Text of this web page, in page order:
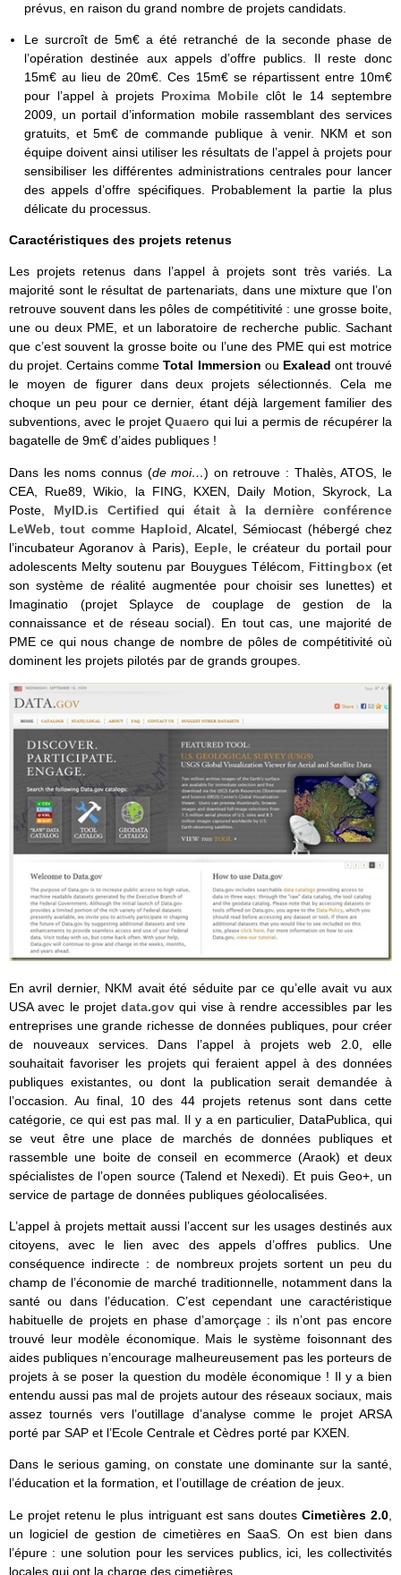
prévus, en raison du grand nombre de projets candidats.
Le surcroît de 5m€ a été retranché de la seconde phase de
l’opération destinée aux appels d’offre publics. Il reste donc
15m€ au lieu de 20m€. Ces 15m€ se répartissent entre 10m€
pour l’appel à projets Proxima Mobileclôt le 14 septembre
2009, un portail d’information mobile rassemblant des services
gratuits, et 5m€ de commande publique à venir. NKM et son
équipe doivent ainsi utiliser les résultats de l’appel à projets pour
sensibiliser les différentes administrations centrales pour lancer
des appels d’offre spécifiques. Probablement la partie la plus
délicate du processus.
Caractéristiques des projets retenus
Les projets retenus dans l’appel à projets sont très variés. La
majorité sont le résultat de partenariats, dans une mixture que l’on
retrouve souvent dans les pôles de compétitivité : une grosse boite,
une ou deux PME, et un laboratoire de recherche public. Sachant
que c’est souvent la grosse boite ou l’une des PME qui est motrice
du projet. Certains commeTotal Immersion ou Exalead ont trouvé
le moyen de figurer dans deux projets sélectionnés. Cela me
choque un peu pour ce dernier, étant déjà largement familier des
subventions, avec le projetQuaero qui lui a permis de récupérer la
bagatelle de 9m€ d’aides publiques !
Dans les noms connus (de moi…) on retrouve : Thalès, ATOS, le
CEA, Rue89, Wikio, la FING, KXEN, Daily Motion, Skyrock, La
Poste, MylD.is Certified qui était à la dernière conférence
LeWeb ,tout comme Haploid , Alcatel, Sémiocast (hébergé chez
l’incubateur Agoranov à Paris), Eeple, le créateur du portail pour
adolescents Melty soutenu par Bouygues Télécom, Fittingbox(et
son système de réalité augmentée pour choisir ses lunettes) et
Imaginatio (projet Splayce de couplage de gestion de la
connaissance et de réseau social). En tout cas, une majorité de
PME ce qui nous change de nombre de pôles de compétitivité où
dominent les projets pilotés par de grands groupes.
En avril dernier, NKM avait été séduite par ce qu’elle avait vu aux
USA avec le projetdata.gov qui vise à rendre accessibles par les
entreprises une grande richesse de données publiques, pour créer
de nouveaux services. Dans l’appel à projets web 2.0, elle
souhaitait favoriser les projets qui feraient appel à des données
publiques existantes, ou dont la publication serait demandée à
l’occasion. Au final, 10 des 44 projets retenus sont dans cette
catégorie, ce qui est pas mal. Il y a en particulier, DataPublica, qui
se veut être une place de marchés de données publiques et
rassemble une boite de conseil en ecommerce (Araok) et deux
spécialistes de l’open source (Talend et Nexedi). Et puis Geo+, un
service de partage de données publiques géolocalisées.
L’appel à projets mettait aussi l’accent sur les usages destinés aux
citoyens, avec le lien avec des appels d’offres publics. Une
conséquence indirecte : de nombreux projets sortent un peu du
champ de l’économie de marché traditionnelle, notamment dans la
santé ou dans l’éducation. C’est cependant une caractéristique
habituelle de projets en phase d’amorçage : ils n’ont pas encore
trouvé leur modèle économique. Mais le système foisonnant des
aides publiques n’encourage malheureusement pas les porteurs de
projets à se poser la question du modèle économique ! Il y a bien
entendu aussi pas mal de projets autour des réseaux sociaux, mais
assez tournés vers l’outillage d’analyse comme le projet ARSA
porté par SAP et l’Ecole Centrale et Cèdres porté par KXEN.
Dans le serious gaming, on constate une dominante sur la santé,
l’éducation et la formation, et l’outillage de création de jeux.
Le projet retenu le plus intriguant est sans doutes Cimetières 2.0
un logiciel de gestion de cimetières en SaaS. On est bien dans
l’épure : une solution pour les services publics, ici, les collectivités
locales qui ont la charge des cimetières.